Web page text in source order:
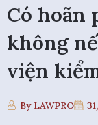
Có hoãn
không
viện
By LAWPRO